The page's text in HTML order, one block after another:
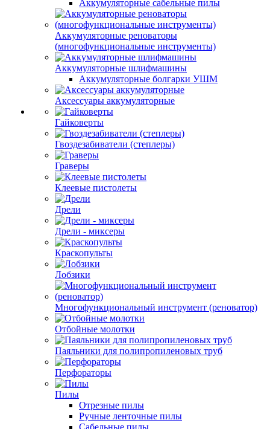
Аккумуляторные сабельные пилы
Аккумуляторные реноваторы
(многофункциональные инструменты)
Аккумуляторные шлифмашины
Аккумуляторные болгарки УШМ
Аксессуары аккумуляторные
Гайковерты
Гвоздезабиватели (степлеры)
Граверы
Клеевые пистолеты
Дрели
Дрели - миксеры
Краскопульты
Лобзики
Многофункциональный инструмент (реноватор)
Отбойные молотки
Паяльники для полипропиленовых труб
Перфораторы
Пилы
Отрезные пилы
Ручные ленточные пилы
Сабельные пилы